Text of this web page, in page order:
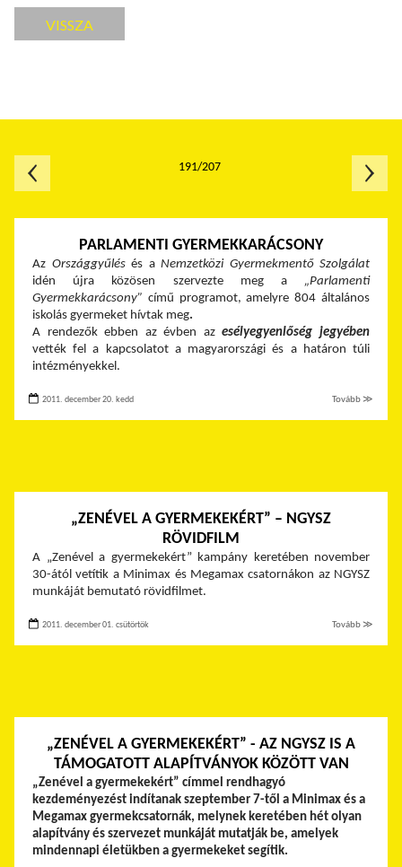
VISSZA
PARLAMENTI GYERMEKKARÁCSONY
Az Országgyűlésés a Nemzetközi Gyermekmentő Szolgálat
idén újra közösen szervezte meg a „Parlamenti
Gyermekkarácsony” című programot, amelyre 804 általános
iskolás gyermeket hívtak meg.
A rendezők ebben az évben azesélyegyenlőség jegyében
vették fel a kapcsolatot a magyarországi és a határon túli
intézményekkel.
2011. december 20. kedd Tovább ≫
„ZENÉVEL A GYERMEKEKÉRT” – NGYSZ
RÖVIDFILM
A „Zenével a gyermekekért” kampány keretében november
30-ától vetítik a Minimax és Megamax csatornákon az NGYSZ
munkáját bemutató rövidfilmet.
2011. december 01. csütörtök Tovább ≫
„ZENÉVEL A GYERMEKEKÉRT” - AZ NGYSZ IS A
TÁMOGATOTT ALAPÍTVÁNYOK KÖZÖTT VAN
„Zenével a gyermekekért” címmel rendhagyó
kezdeményezést indítanak szeptember 7-től a Minimax és a
Megamax gyermekcsatornák, melynek keretében hét olyan
alapítvány és szervezet munkáját mutatják be, amelyek
mindennapi életükben a gyermekeket segítik.
191/207